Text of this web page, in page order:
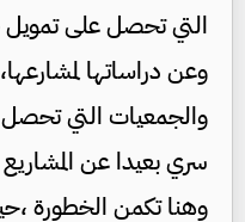
التي تحصل على
وعن دراساتها
والجمعيات التي
سري بعيدا عن المشاريع
وهنا تكمن الخطورة